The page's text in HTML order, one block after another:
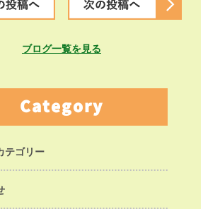
ブログ一覧を見る
Category
テゴリー